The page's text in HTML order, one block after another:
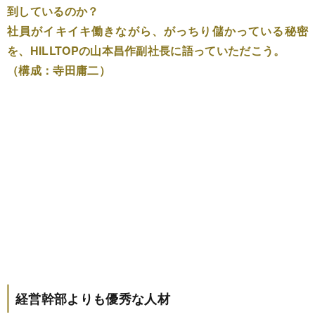
到しているのか？
社員がイキイキ働きながら、がっちり儲かっている秘密
を、HILLTOPの山本昌作副社長に語っていただこう。
（構成：寺田庸二）
経営幹部よりも優秀な人材